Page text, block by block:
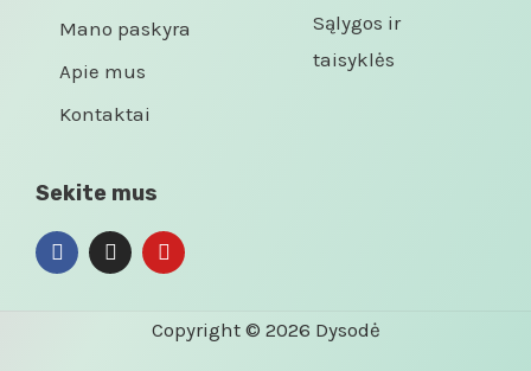
Mano paskyra
Apie mus
Kontaktai
Sąlygos ir
taisyklės
Sekite mus
Copyright © 2026 Dysodė